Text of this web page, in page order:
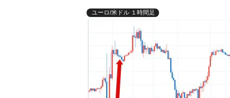
ユーロ/米ドル １時間足